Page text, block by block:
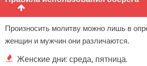
Произносить молитву можно лишь в
женщин и мужчин они различаются.
Женские дни: среда, пятница.